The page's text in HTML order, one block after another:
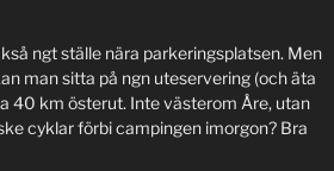
ngt ställe nära parkeringsplatsen. Men
man sitta på ngn uteservering (och äta
40 km österut. Inte västerom Åre, utan
cyklar förbi campingen imorgon? Bra